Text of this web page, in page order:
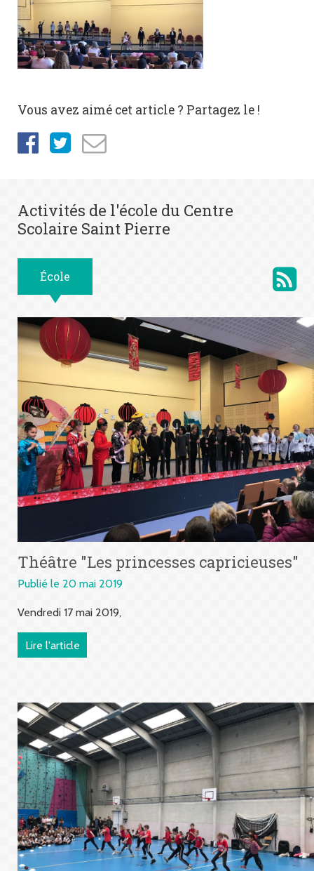
Vous avez aimé cet article ? Partagez le !
Activités de l'école du Centre
Scolaire Saint Pierre
École
Théâtre "Les princesses capricieuses"
Publié le 20 mai 2019
Vendredi 17 mai 2019,
Lire l'article